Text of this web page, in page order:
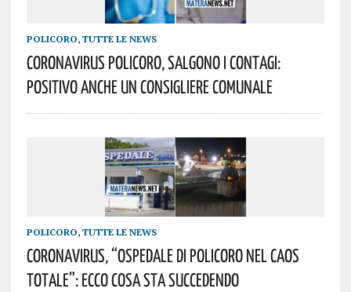
POLICORO, TUTTE LE NEWS
Coronavirus Policoro, Salgono I Contagi:
Positivo Anche Un Consigliere Comunale
POLICORO, TUTTE LE NEWS
Coronavirus, “Ospedale Di Policoro Nel Caos
Totale”: Ecco Cosa Sta Succedendo